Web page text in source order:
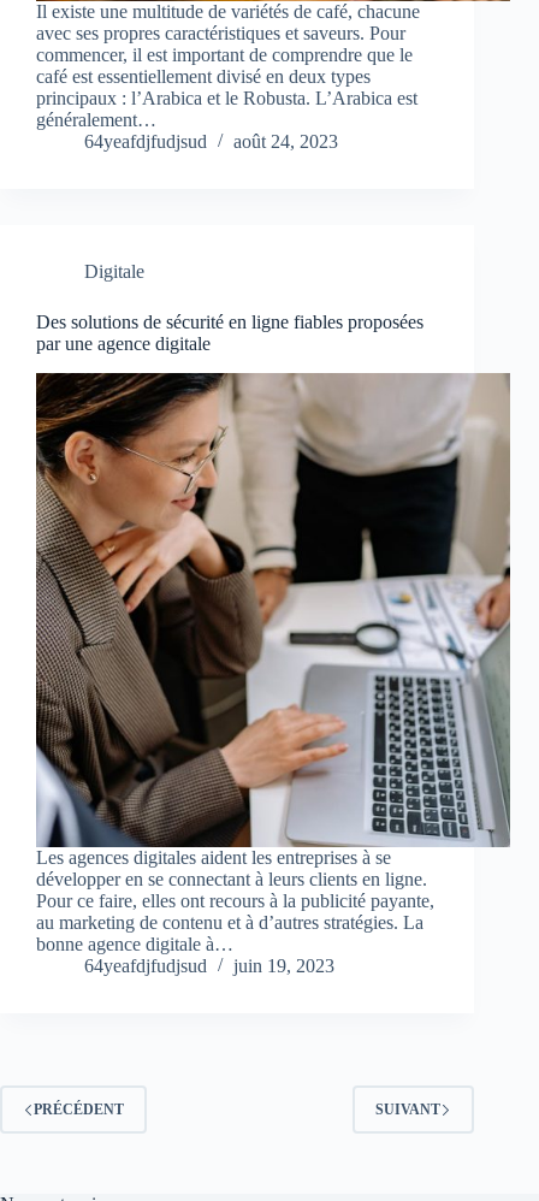
Il existe une multitude de variétés de café, chacune
avec ses propres caractéristiques et saveurs. Pour
commencer, il est important de comprendre que le
café est essentiellement divisé en deux types
principaux : l’Arabica et le Robusta. L’Arabica est
généralement…
64yeafdjfudjsud
août 24, 2023
Digitale
Des solutions de sécurité en ligne fiables proposées
par une agence digitale
Les agences digitales aident les entreprises à se
développer en se connectant à leurs clients en ligne.
Pour ce faire, elles ont recours à la publicité payante,
au marketing de contenu et à d’autres stratégies. La
bonne agence digitale à…
64yeafdjfudjsud
juin 19, 2023
PRÉCÉDENT SUIVANT